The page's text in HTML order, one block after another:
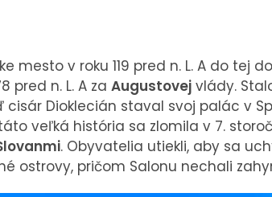
mesto v roku 119 pred n. L. A do tej
pred n. L. A za Augustovej vlády.
Dioklecián staval svoj palác v
veľká história sa zlomila v 7.
. Obyvatelia utiekli, aby sa
ostrovy, pričom Salonu nechali